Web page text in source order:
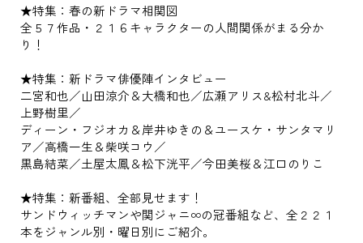
★特集：春の新ドラマ相関図
全５７作品・２１６キャラクターの人間関係がまる分か
り！
★特集：新ドラマ俳優陣インタビュー
二宮和也／山田涼介＆大橋和也／広瀬アリス&松村北斗／
上野樹里／
ディーン・フジオカ＆岸井ゆきの＆ユースケ・サンタマリ
ア／高橋一生＆柴咲コウ／
黒島結菜／土屋太鳳＆松下洸平／今田美桜＆江口のりこ
★特集：新番組、全部見せます！
サンドウィッチマンや関ジャニ∞の冠番組など、全２２１
本をジャンル別・曜日別にご紹介。